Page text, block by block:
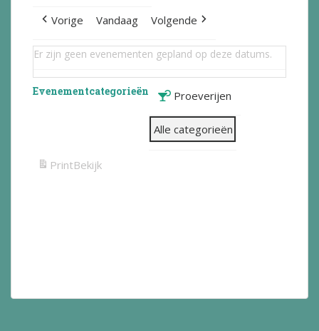
Vorige Vandaag Volgende
Er zijn geen evenementen gepland op deze datums.
Evenementcategorieën Proeverijen
Alle categorieën
PrintBekijk